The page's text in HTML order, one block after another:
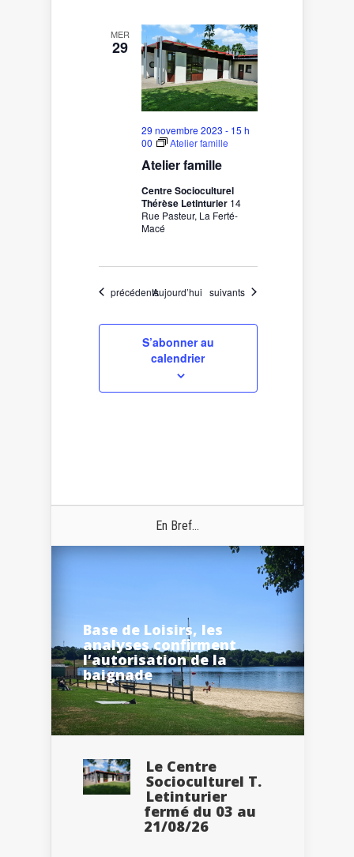
MER
29
Atelier famille
29 novembre 2023 - 15 h
00
Atelier famille
Centre Socioculturel
Thérèse Letinturier 14
Rue Pasteur, La Ferté-
Macé
Évènements
précédentsAujourd’hui Évènements
suivants
S’abonner au
calendrier
En Bref...
Base de Loisirs, les
analyses confirment
l’autorisation de la
baignade
Le Centre
Socioculturel T.
Letinturier
fermé du 03 au
21/08/26